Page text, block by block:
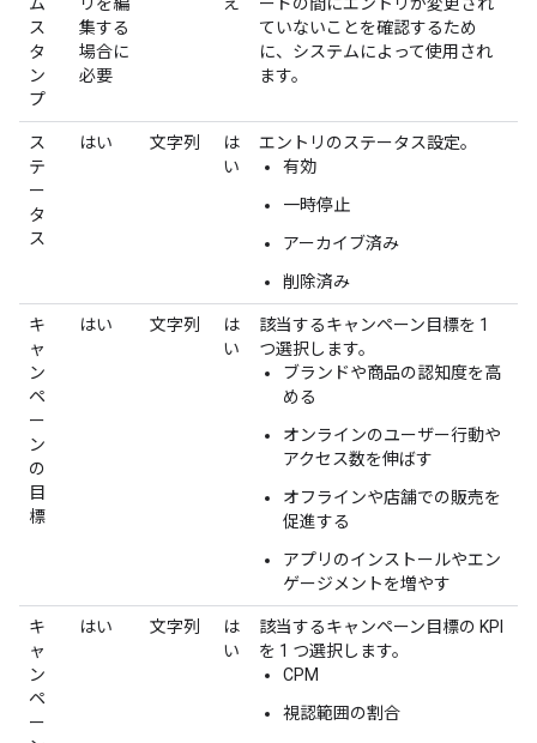
ス
タ
ン
プ
集する
場合に
必要
ていないことを確認するため
に、システムによって使用され
ます。
ス
テ
ー
タ
ス
はい 文字列
は
い
エントリのステータス設定。
有効
一時停止
アーカイブ済み
削除済み
キ
ャ
ン
ペ
ー
ン
の
目
標
はい 文字列
は
い
該当するキャンペーン目標を 1
つ選択します。
ブランドや商品の認知度を高
める
オンラインのユーザー行動や
アクセス数を伸ばす
オフラインや店舗での販売を
促進する
アプリのインストールやエン
ゲージメントを増やす
キ
ャ
ン
ペ
ー
はい 文字列
は
い
該当するキャンペーン目標の KPI
を 1 つ選択します。
CPM
視認範囲の割合